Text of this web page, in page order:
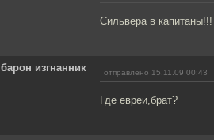
Сильвера в капитаны!!!
барон изгнанник отправлено 15.11.09 00:43
Где евреи,брат?